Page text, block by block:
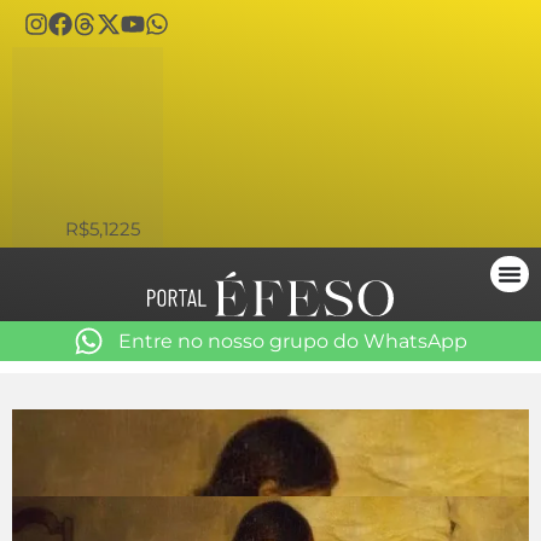
R$5,1225
Entre no nosso grupo do WhatsApp